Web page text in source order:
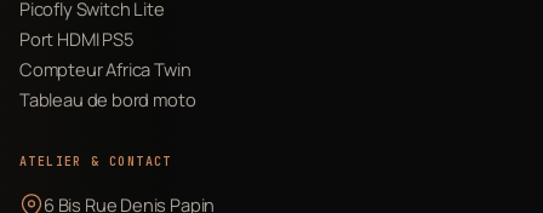
Picofly Switch Lite
Port HDMI PS5
Compteur Africa Twin
Tableau de bord moto
ATELIER & CONTACT
6 Bis Rue Denis Papin